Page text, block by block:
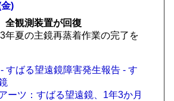
)
全観測装置が回復
年夏の主鏡再蒸着作業の完了を
すばる望遠鏡障害発生報告 - す
ーツ：すばる望遠鏡、1年3か月